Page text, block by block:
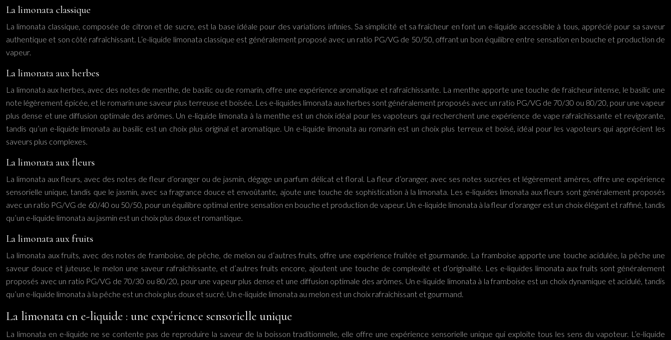
La limonata classique
La limonata classique, composée de citron et de sucre, est la base idéale pour des variations infinies. Sa simplicité et sa fraîcheur en font un e-liquide accessible à tous, apprécié pour sa saveur
authentique et son côté rafraîchissant. L’e-liquide limonata classique est généralement proposé avec un ratio PG/VG de 50/50, offrant un bon équilibre entre sensation en bouche et production de
vapeur.
La limonata aux herbes
La limonata aux herbes, avec des notes de menthe, de basilic ou de romarin, offre une expérience aromatique et rafraîchissante. La menthe apporte une touche de fraîcheur intense, le basilic une
note légèrement épicée, et le romarin une saveur plus terreuse et boisée. Les e-liquides limonata aux herbes sont généralement proposés avec un ratio PG/VG de 70/30 ou 80/20, pour une vapeur
plus dense et une diffusion optimale des arômes. Un e-liquide limonata à la menthe est un choix idéal pour les vapoteurs qui recherchent une expérience de vape rafraîchissante et revigorante,
tandis qu’un e-liquide limonata au basilic est un choix plus original et aromatique. Un e-liquide limonata au romarin est un choix plus terreux et boisé, idéal pour les vapoteurs qui apprécient les
saveurs plus complexes.
La limonata aux fleurs
La limonata aux fleurs, avec des notes de fleur d’oranger ou de jasmin, dégage un parfum délicat et floral. La fleur d’oranger, avec ses notes sucrées et légèrement amères, offre une expérience
sensorielle unique, tandis que le jasmin, avec sa fragrance douce et envoûtante, ajoute une touche de sophistication à la limonata. Les e-liquides limonata aux fleurs sont généralement proposés
avec un ratio PG/VG de 60/40 ou 50/50, pour un équilibre optimal entre sensation en bouche et production de vapeur. Un e-liquide limonata à la fleur d’oranger est un choix élégant et raffiné, tandis
qu’un e-liquide limonata au jasmin est un choix plus doux et romantique.
La limonata aux fruits
La limonata aux fruits, avec des notes de framboise, de pêche, de melon ou d’autres fruits, offre une expérience fruitée et gourmande. La framboise apporte une touche acidulée, la pêche une
saveur douce et juteuse, le melon une saveur rafraîchissante, et d’autres fruits encore, ajoutent une touche de complexité et d’originalité. Les e-liquides limonata aux fruits sont généralement
proposés avec un ratio PG/VG de 70/30 ou 80/20, pour une vapeur plus dense et une diffusion optimale des arômes. Un e-liquide limonata à la framboise est un choix dynamique et acidulé, tandis
qu’un e-liquide limonata à la pêche est un choix plus doux et sucré. Un e-liquide limonata au melon est un choix rafraîchissant et gourmand.
La limonata en e-liquide : une expérience sensorielle unique
La limonata en e-liquide ne se contente pas de reproduire la saveur de la boisson traditionnelle, elle offre une expérience sensorielle unique qui exploite tous les sens du vapoteur. L’e-liquide